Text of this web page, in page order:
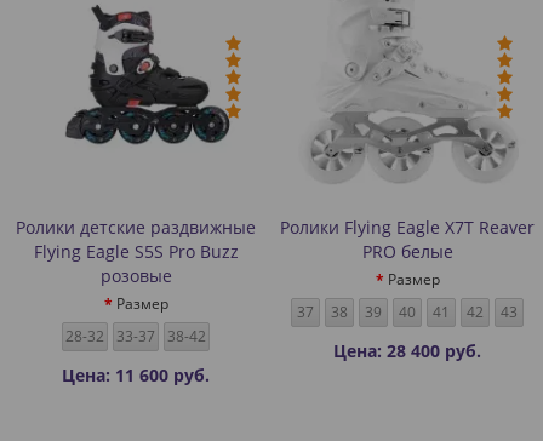
Ролики детские раздвижные
Flying Eagle S5S Pro Buzz
розовые
Размер
28-32
33-37 38-42
Цена: 11 600 руб.
Ролики Flying Eagle X7T Reaver
PRO белые
Размер
37
38 39 40 41 42 43
Цена: 28 400 руб.